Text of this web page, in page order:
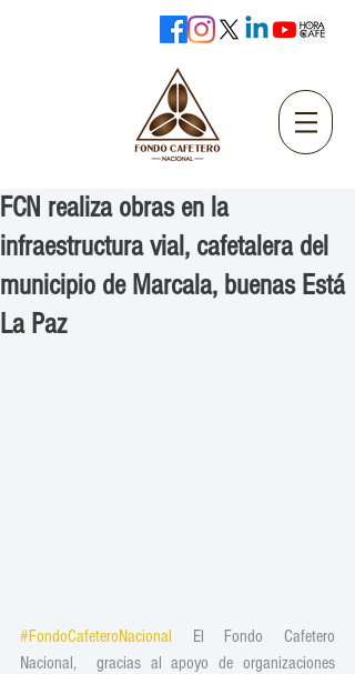
FCN realiza obras en la
infraestructura vial, cafetalera del
municipio de Marcala, buenas Está
La Paz
#FondoCafeteroNacional El Fondo Cafetero
Nacional,  gracias al apoyo de organizaciones